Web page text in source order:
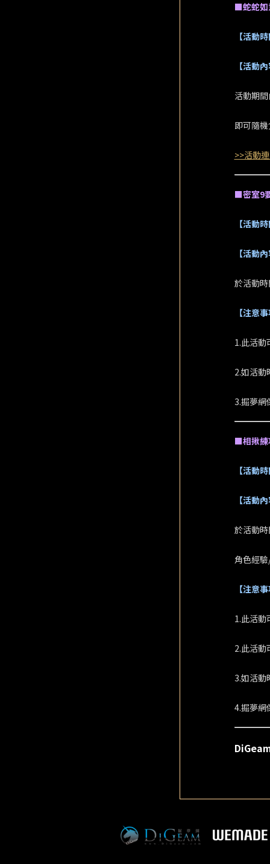
■蛇蛇如
【活動
【活動
活動期
即可隨
>>活動
■密室9
【活動
【活動
於活動
【注意
1.此活動
2.如活動
3.掘夢網
■相揪練
【活動
【活動
於活動
角色經
【注意
1.此活
2.此活動
3.如活動
4.掘夢網